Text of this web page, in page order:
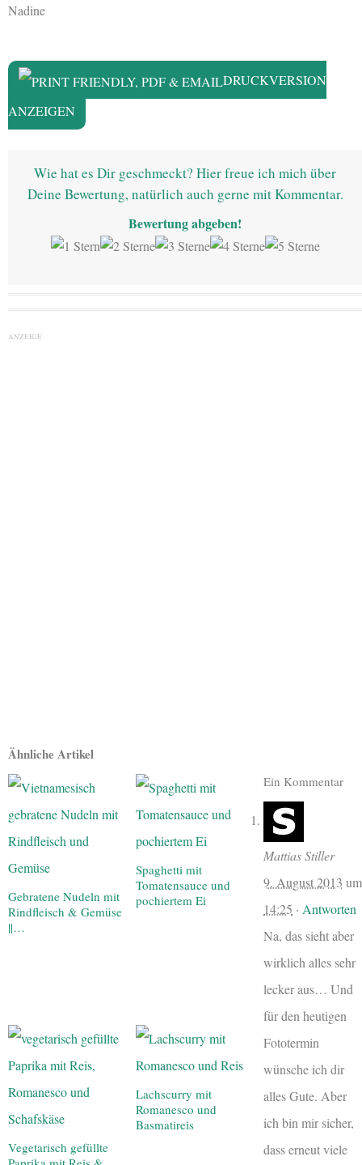
Nadine
DRUCKVERSION
ANZEIGEN
Wie hat es Dir geschmeckt? Hier freue ich mich über
Deine Bewertung, natürlich auch gerne mit Kommentar.
Bewertung abgeben!
ANZEIGE
Ähnliche Artikel
Gebratene Nudeln mit
Rindfleisch & Gemüse
||…
Spaghetti mit
Tomatensauce und
pochiertem Ei
Vegetarisch gefüllte
Lachscurry mit
Romanesco und
Basmatireis
Ein Kommentar
Mattias Stiller
9. August 2013 um
14:25 · Antworten
Na, das sieht aber
wirklich alles sehr
lecker aus… Und
für den heutigen
Fototermin
wünsche ich dir
alles Gute. Aber
ich bin mir sicher,
dass erneut viele